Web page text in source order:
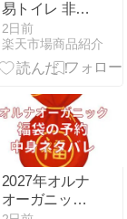
易トイレ 非常
用トイレ 災害
用トイレ 女性
用 男性用 車
速トイレ 50個
セット 男女兼
用
2日前
楽天市場商品紹介
2027年オルナ
オーガニック